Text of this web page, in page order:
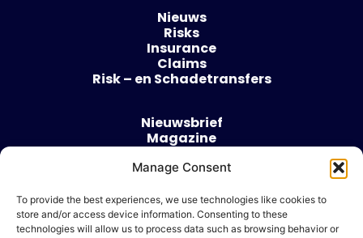
Manage Consent
To provide the best experiences, we use technologies like cookies to
store and/or access device information. Consenting to these
technologies will allow us to process data such as browsing behavior or
Nieuws
Risks
Insurance
Claims
Risk – en Schadetransfers
Nieuwsbrief
Magazine
Over
Algemene voorwaarden